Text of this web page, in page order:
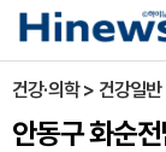
건강·의학 > 건강일반
안동구 화순